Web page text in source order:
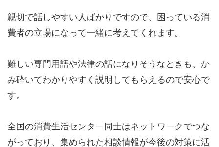
親切で話しやすい人ばかりですので、困っている消
費者の立場になって一緒に考えてくれます。
難しい専門用語や法律の話になりそうなときも、か
み砕いてわかりやすく説明してもらえるので安心で
す。
全国の消費生活センター同士はネットワークでつな
がっており、集められた相談情報が今後の対策に活